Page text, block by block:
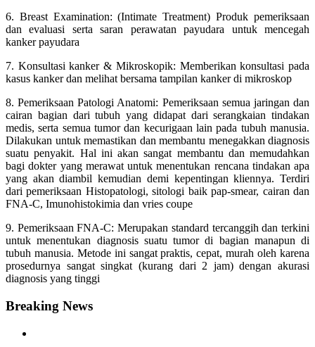
6. Breast Examination: (Intimate Treatment) Produk pemeriksaan
dan evaluasi serta saran perawatan payudara untuk mencegah
kanker payudara
7. Konsultasi kanker & Mikroskopik: Memberikan konsultasi pada
kasus kanker dan melihat bersama tampilan kanker di mikroskop
8. Pemeriksaan Patologi Anatomi: Pemeriksaan semua jaringan dan
cairan bagian dari tubuh yang didapat dari serangkaian tindakan
medis, serta semua tumor dan kecurigaan lain pada tubuh manusia.
Dilakukan untuk memastikan dan membantu menegakkan diagnosis
suatu penyakit. Hal ini akan sangat membantu dan memudahkan
bagi dokter yang merawat untuk menentukan rencana tindakan apa
yang akan diambil kemudian demi kepentingan kliennya. Terdiri
dari pemeriksaan Histopatologi, sitologi baik pap-smear, cairan dan
FNA-C, Imunohistokimia dan vries coupe
9. Pemeriksaan FNA-C: Merupakan standard tercanggih dan terkini
untuk menentukan diagnosis suatu tumor di bagian manapun di
tubuh manusia. Metode ini sangat praktis, cepat, murah oleh karena
prosedurnya sangat singkat (kurang dari 2 jam) dengan akurasi
diagnosis yang tinggi
Breaking News